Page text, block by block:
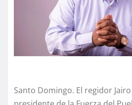
Santo Domingo. El regidor